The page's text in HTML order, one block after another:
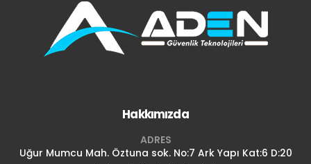
Hakkımızda
ADRES
Uğur Mumcu Mah. Öztuna sok. No:7 Ark Yapı Kat:6 D:20